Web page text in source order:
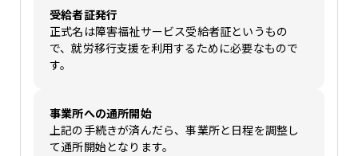
受給者証発行
正式名は障害福祉サービス受給者証というもの
で、就労移行支援を利用するために必要なもので
す。
事業所への通所開始
上記の手続きが済んだら、事業所と日程を調整し
て通所開始となります。